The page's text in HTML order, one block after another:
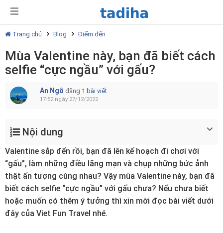
Trang chủ Blog Điểm đến
Mùa Valentine này, bạn đã biết cách
selfie “cực ngầu” với gấu?
An Ngô đăng 1 bài viết
17:52 ngày 27/12/2022
Nội dung
Valentine sắp đến rồi, bạn đã lên kế hoạch đi chơi với
“gấu”, làm những điều lãng mạn và chụp những bức ảnh
thật ấn tượng cùng nhau? Vậy mùa Valentine này, bạn đã
biết cách selfie “cực ngầu” với gấu chưa? Nếu chưa biết
hoặc muốn có thêm ý tưởng thì xin mời đọc bài viết dưới
đây của Viet Fun Travel nhé.